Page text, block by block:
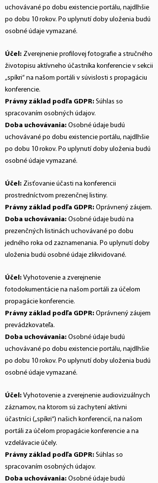
uchovávané po dobu existencie portálu, najdlhšie
po dobu 10 rokov. Po uplynutí doby uloženia budú
osobné údaje vymazané.
Účel: Zverejnenie profilovej fotografie a stručného
životopisu aktívneho účastníka konferencie v sekcii
„spíkri“ na našom portáli v súvislosti s propagáciu
konferencie.
Právny základ podľa GDPR: Súhlas so
spracovaním osobných údajov.
Doba uchovávania: Osobné údaje budú
uchovávané po dobu existencie portálu, najdlhšie
po dobu 10 rokov. Po uplynutí doby uloženia budú
osobné údaje vymazané.
Účel: Zisťovanie účasti na konferencii
prostredníctvom prezenčnej listiny.
Právny základ podľa GDPR: Oprávnený záujem.
Doba uchovávania: Osobné údaje budú na
prezenčných listinách uchovávané po dobu
jedného roka od zaznamenania. Po uplynutí doby
uloženia budú osobné údaje zlikvidované.
Účel: Vyhotovenie a zverejnenie
fotodokumentácie na našom portáli za účelom
propagácie konferencie.
Právny základ podľa GDPR: Oprávnený záujem
prevádzkovateľa.
Doba uchovávania: Osobné údaje budú
uchovávané po dobu existencie portálu, najdlhšie
po dobu 10 rokov. Po uplynutí doby uloženia budú
osobné údaje vymazané.
Účel: Vyhotovenie a zverejnenie audiovizuálnych
záznamov, na ktorom sú zachytení aktívni
účastníci („spíkri“) našich konferencií, na našom
portáli za účelom propagácie konferencie a na
vzdelávacie účely.
Právny základ podľa GDPR: Súhlas so
spracovaním osobných údajov.
Doba uchovávania: Osobné údaje budú